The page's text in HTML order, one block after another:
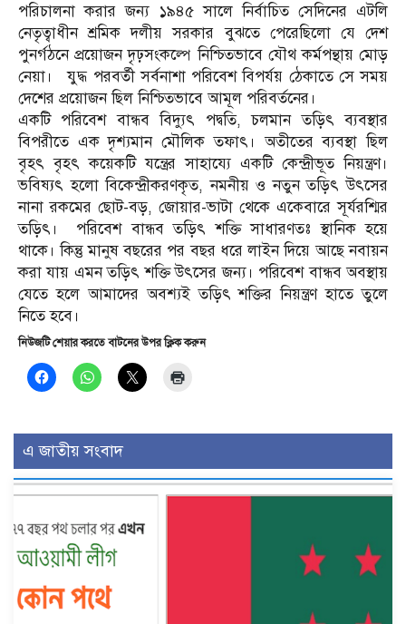
পরিচালনা করার জন্য ১৯৪৫ সালে নির্বাচিত সেদিনের এটলি
নেতৃত্বাধীন শ্রমিক দলীয় সরকার বুঝতে পেরেছিলো যে দেশ
পুনর্গঠনে প্রয়োজন দৃঢ়সংকল্পে নিশ্চিতভাবে যৌথ কর্মপন্থায় মোড়
নেয়া। যুদ্ধ পরবর্তী সর্বনাশা পরিবেশ বিপর্যয় ঠেকাতে সে সময়
দেশের প্রয়োজন ছিল নিশ্চিতভাবে আমূল পরিবর্তনের।
একটি পরিবেশ বান্ধব বিদ্যুৎ পদ্বতি, চলমান তড়িৎ ব্যবস্থার
বিপরীতে এক দৃশ্যমান মৌলিক তফাৎ। অতীতের ব্যবস্থা ছিল
বৃহৎ বৃহৎ কয়েকটি যন্ত্রের সাহায্যে একটি কেন্দ্রীভূত নিয়ন্ত্রণ।
ভবিষ্যৎ হলো বিকেন্দ্রীকরণকৃত, নমনীয় ও নতুন তড়িৎ উৎসের
নানা রকমের ছোট-বড়, জোয়ার-ভাটা থেকে একেবারে সূর্যরশ্মির
তড়িৎ। পরিবেশ বান্ধব তড়িৎ শক্তি সাধারণতঃ স্থানিক হয়ে
থাকে। কিন্তু মানুষ বছরের পর বছর ধরে লাইন দিয়ে আছে নবায়ন
করা যায় এমন তড়িৎ শক্তি উৎসের জন্য। পরিবেশ বান্ধব অবস্থায়
যেতে হলে আমাদের অবশ্যই তড়িৎ শক্তির নিয়ন্ত্রণ হাতে তুলে
নিতে হবে।
নিউজটি শেয়ার করতে বাটনের উপর ক্লিক করুন
এ জাতীয় সংবাদ